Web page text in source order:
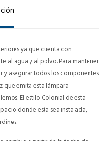
ya que cuenta con
al agua y al polvo. Para mantener
y asegurar todos los componentes
que emita esta lámpara
El estilo Colonial de esta
donde esta sea instalada,